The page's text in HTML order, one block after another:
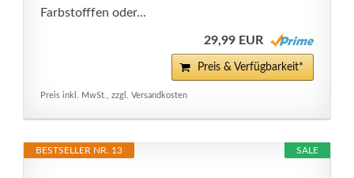
Farbstofffen oder...
29,99 EUR
Preis & Verfügbarkeit*
Preis inkl. MwSt., zzgl. Versandkosten
SALE
BESTSELLER NR. 13